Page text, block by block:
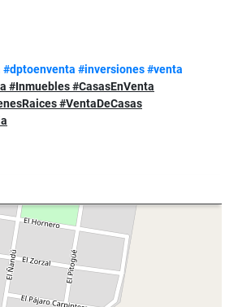
#dptoenventa #inversiones#venta
#Inmuebles #CasasEnVenta
#VentaDeCasas